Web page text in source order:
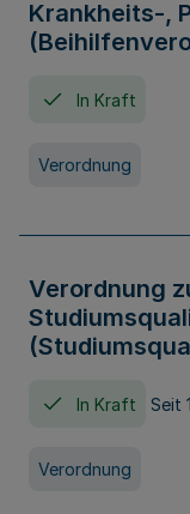
Krankheits-,
In Kraft
Verordnung
Verordnung
In Kraft Seit
Verordnung